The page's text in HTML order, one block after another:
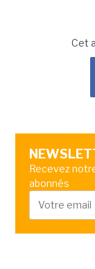
Cet
Recevez
abonnés